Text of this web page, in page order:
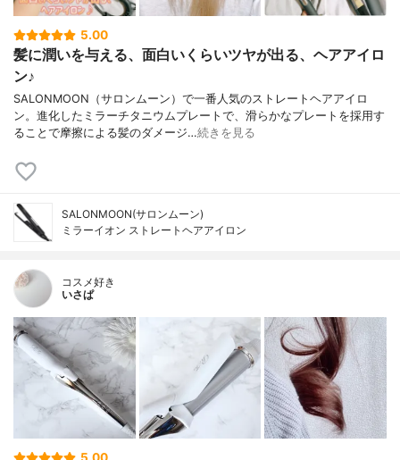
5.00
髪に潤いを与える、面白いくらいツヤが出る、ヘアアイロ
ン♪
SALONMOON（サロンムーン）で一番人気のストレートヘアアイロ
ン。進化したミラーチタニウムプレートで、滑らかなプレートを採用す
ることで摩擦による髪のダメージ…続きを見る
SALONMOON(サロンムーン)
ミラーイオン ストレートヘアアイロン
コスメ好き
いさぱ